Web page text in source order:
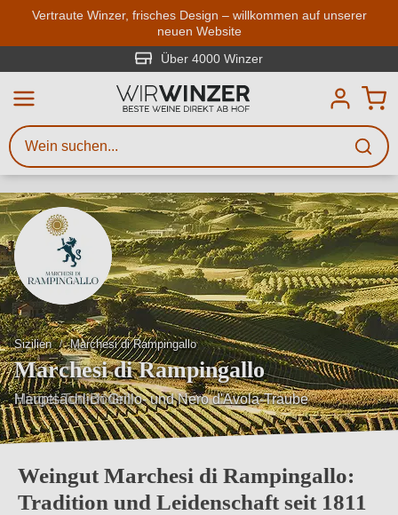
Zum Hauptinhalt springen
Vertraute Winzer, frisches Design – willkommen auf unserer
neuen Website
Über 4000 Winzer
Sizilien Marchesi di Rampingallo
Marchesi di Rampingallo
Mergel-Ton-Böden
Weingut Marchesi di Rampingallo:
Tradition und Leidenschaft seit 1811
Weinsuche
Mindestens 3 Zeichen eingeben
Beschreiben Sie, welchen Wein
Sie suchen – ob nach Geschmack,
Region, Winzer oder anderen
Kriterien.